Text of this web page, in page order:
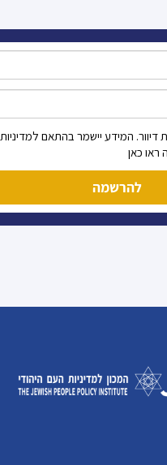
המידע יישמר בהתאם למדיניות
ראו כאן
להרשמה